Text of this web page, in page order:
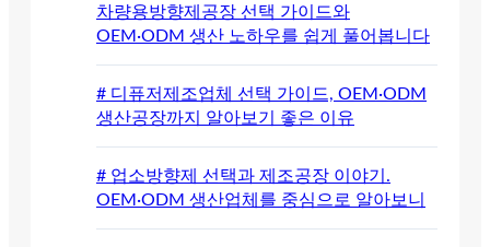
차량용방향제공장 선택 가이드와
OEM·ODM 생산 노하우를 쉽게 풀어봅니다
# 디퓨저제조업체 선택 가이드, OEM·ODM
생산공장까지 알아보기 좋은 이유
# 업소방향제 선택과 제조공장 이야기.
OEM·ODM 생산업체를 중심으로 알아보니